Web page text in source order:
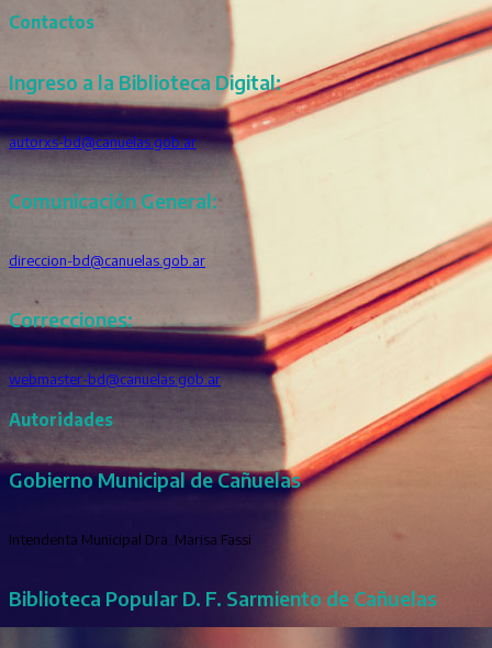
Contactos
Ingreso a la Biblioteca Digital:
autorxs-bd@canuelas.gob.ar
Comunicación General:
direccion-bd@canuelas.gob.ar
Correcciones:
webmaster-bd@canuelas.gob.ar
Autoridades
Gobierno Municipal de Cañuelas
Intendenta Municipal Dra. Marisa Fassi
Biblioteca Popular D. F. Sarmiento de Cañuelas